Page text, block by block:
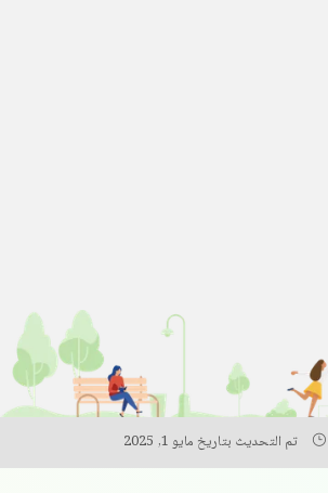
تم التحديث بتاريخ مايو 1, 2025